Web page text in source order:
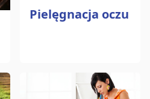
Pielęgnacja oczu